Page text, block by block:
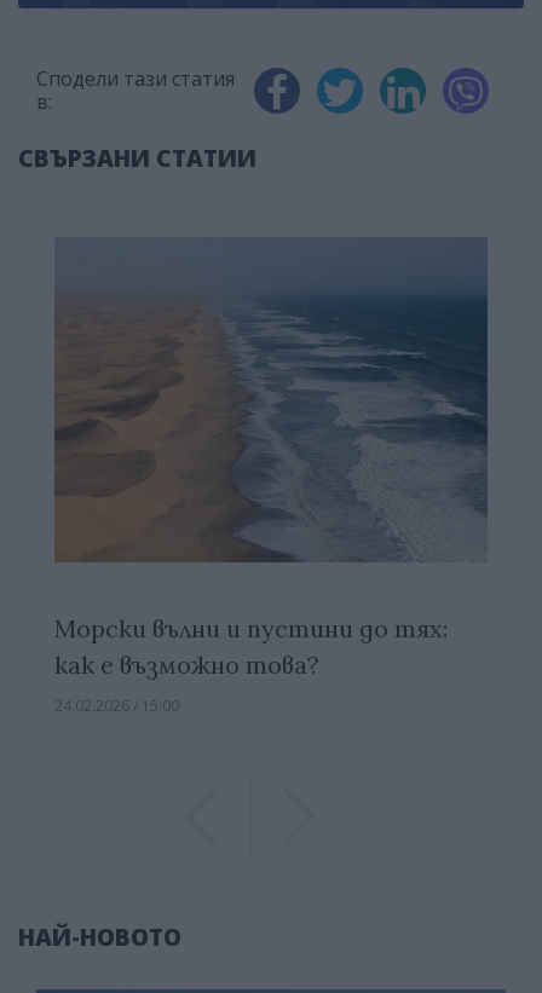
Сподели тази статия
в:
СВЪРЗАНИ СТАТИИ
Морски вълни и пустини до тях:
как е възможно това?
24.02.2026 / 15:00
НАЙ-НОВОТО